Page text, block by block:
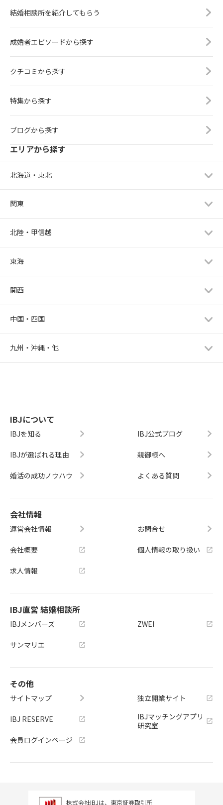
結婚相談所を紹介してもらう
成婚者エピソードから探す
クチコミから探す
特集から探す
ブログから探す
エリアから探す
北海道・東北
関東
北陸・甲信越
東海
関西
中国・四国
九州・沖縄・他
IBJについて
IBJを知る
IBJが選ばれる理由
婚活の成功ノウハウ
IBJ公式ブログ
親御様へ
よくある質問
会社情報
運営会社情報
会社概要
求人情報
お問合せ
個人情報の取り扱い
IBJ直営 結婚相談所
IBJメンバーズ
サンマリエ
ZWEI
その他
サイトマップ
IBJ RESERVE
会員ログインページ
独立開業サイト
IBJマッチングアプリ
研究室
株式会社IBJは、東京証券取引所